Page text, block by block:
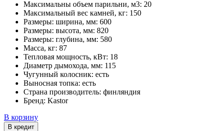
Максимальны объем парильни, м3: 20
Максимальный вес камней, кг: 150
Размеры: ширина, мм: 600
Размеры: высота, мм: 820
Размеры: глубина, мм: 580
Масса, кг: 87
Тепловая мощность, кВт: 18
Диаметр дымохода, мм: 115
Чугунный колосник: есть
Выносная топка: есть
Страна производитель: финляндия
Бренд: Kastor
В корзину
В кредит